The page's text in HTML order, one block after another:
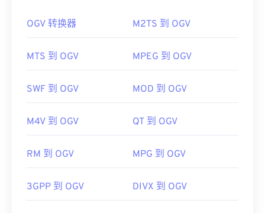
在某些设备上，尤其是移动设备，打开此文件类型可
因此，如果打开文件时出现问题，通常意味着容器中
兼容。要解决此问题，请尝试使用 VLC 媒体播放
开发者：运动图像专家组 (MPEG)
有用的链接：
如何打开 OGV 文件？
VLC 媒体播放器
是打开 OGV 文件的最佳选择。其他
的Winamp 和适用于 Mac OS X 的Elmedia
DirectShow的播放器中播放，但必须使用
首次发布： 2017 年
OGV 转换器 M2TS 到 OGV
MTS 到 OGV MPEG 到 OGV
SWF 到 OGV MOD 到 OGV
M4V 到 OGV QT 到 OGV
RM 到 OGV MPG 到 OGV
3GPP 到 OGV DIVX 到 OGV